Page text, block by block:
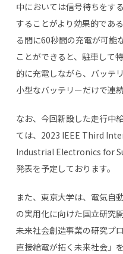
中においては信号待ちをす
することがより効果的であ
る間に60秒間の充電が可能
ことができると、駐車して
的に充電しながら、バッテ
小型なバッテリーだけで連
なお、今回新設した走行中
ては、 2023 IEEE Third
Industrial Electronics for
発表を予定しております。
また、東京大学は、電気自
の実用化に向けた国立研究
未来社会創造事業の研究プ
直接給電が拓く未来社会」